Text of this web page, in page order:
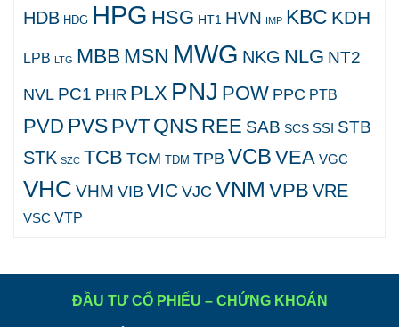
HDB HDG HPG HSG HT1 HVN IMP KBC KDH
LPB LTG MBBMSN MWG NKG NLG NT2
NVL PC1 PHR PLX PNJ POW PPC PTB
PVD PVS PVT QNS REE SAB SCS SSI STB
STK SZC TCB TCM TDM TPB VCB VEA VGC
VHC VHM VIB VICVJC VNM VPB VRE
VSC VTP
ĐẦU TƯ CỔ PHIẾU – CHỨNG KHOÁN